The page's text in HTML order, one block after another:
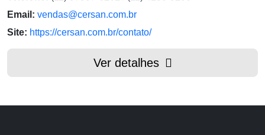
Email: vendas@cersan.com.br
Site: https://cersan.com.br/contato/
Ver detalhes